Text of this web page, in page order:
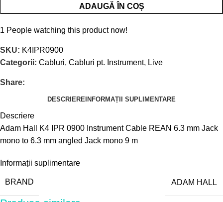
ADAUGĂ ÎN COȘ
1 People watching this product now!
SKU: K4IPR0900
Categorii: Cabluri, Cabluri pt. Instrument, Live
Share:
DESCRIEREINFORMAȚII SUPLIMENTARE
Descriere
Adam Hall K4 IPR 0900 Instrument Cable REAN 6.3 mm Jack
mono to 6.3 mm angled Jack mono 9 m
Informații suplimentare
BRAND ADAM HALL